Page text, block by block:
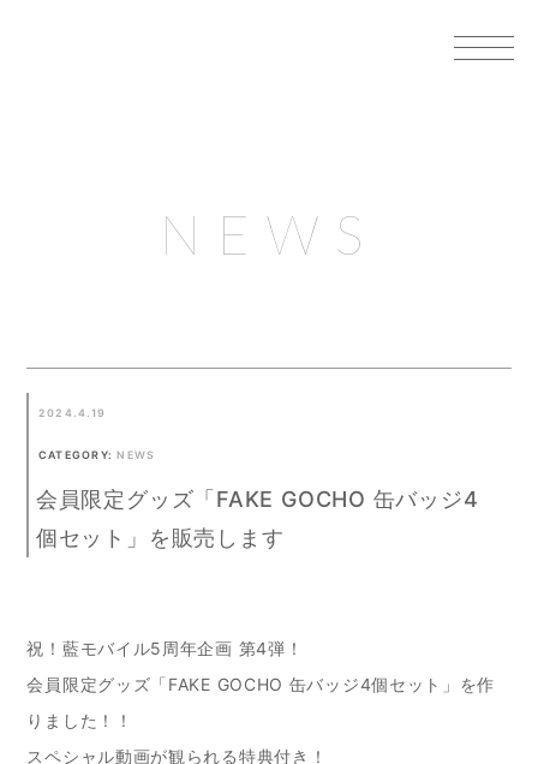
NEWS
2024.4.19
CATEGORY: NEWS
会員限定グッズ「FAKE GOCHO 缶バッジ4
個セット」を販売します
祝！藍モバイル5周年企画 第4弾！
会員限定グッズ「FAKE GOCHO 缶バッジ4個セット」を作
りました！！
スペシャル動画が観られる特典付き！